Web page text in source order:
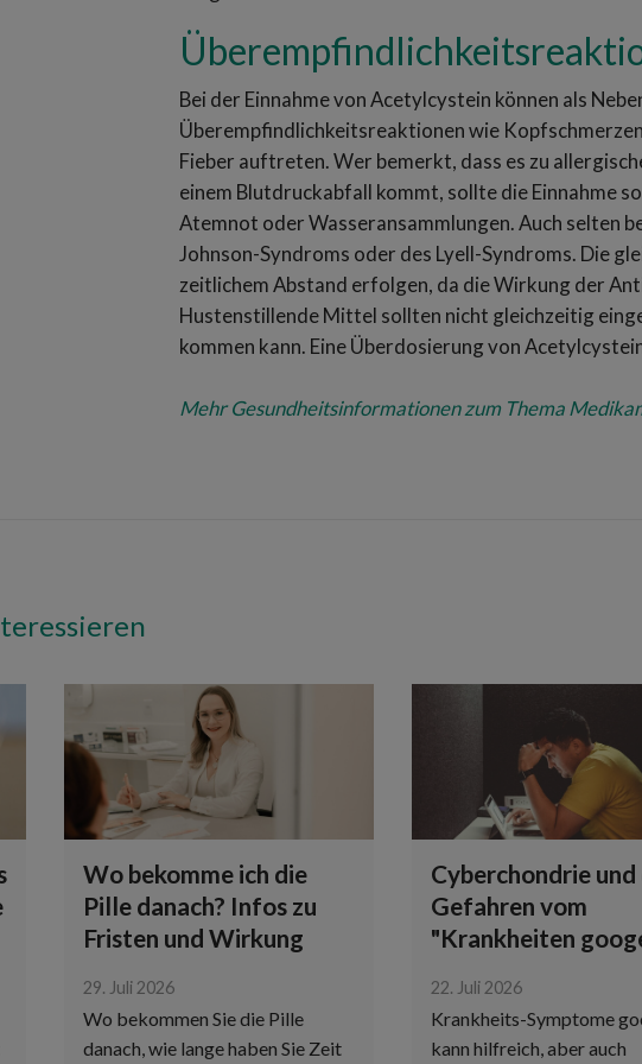
Bei der Einnahme von Acetylcystein können als
Überempfindlichkeitsreaktionen wie
Fieber auftreten. Wer bemerkt, dass es zu
einem Blutdruckabfall kommt, sollte die Einnahme
Atemnot oder Wasseransammlungen. Auch selten
Johnson-Syndroms oder des Lyell-Syndroms. Die
zeitlichem Abstand erfolgen, da die Wirkung der
Hustenstillende Mittel sollten nicht gleichzeitig
kommen kann. Eine Überdosierung von
Mehr Gesundheitsinformationen zum Thema
Wo bekomme ich die
Pille danach? Infos zu
Fristen und Wirkung
29. Juli 2026
Wo bekommen Sie die Pille
danach, wie lange haben Sie Zeit
Cyberchondrie und
Gefahren vom
"Krankheiten
22. Juli 2026
Krankheits-Symptome
kann hilfreich, aber auch